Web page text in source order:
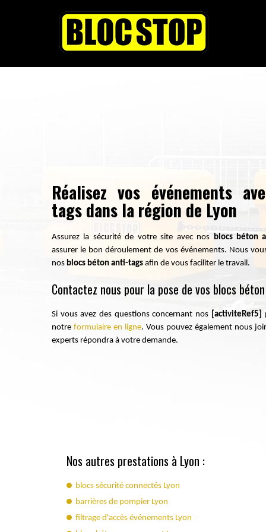
Réalisez vos événements
tags dans la région de Lyon
Assurez la sécurité de votre site avec nos blocs béton
assurer le bon déroulement de vos événements. Nous
nos blocs béton anti-tags afin de vous faciliter le travail.
Contactez nous pour la pose de vos blocs
Si vous avez des questions concernant nos [activiteRef5]
notre formulaire en ligne. Vous pouvez également nous
experts répondra à votre demande.
Nos autres prestations à Lyon :
blocs sécurité connectés Lyon
barrières de pompier Lyon
filtrage d'accès événements Lyon